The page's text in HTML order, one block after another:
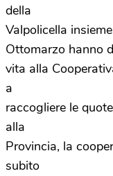
della
Valpolicella
Ottomarzo hanno
vita alla
a
raccogliere le
alla
Provincia, la
subito